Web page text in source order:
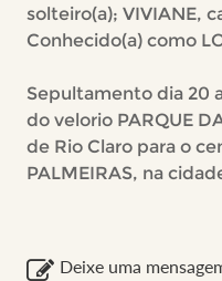
solteiro(a); VIVIANE,
Conhecido(a) como
Sepultamento dia 20
do velorio PARQUE
de Rio Claro para o
PALMEIRAS, na
Deixe uma